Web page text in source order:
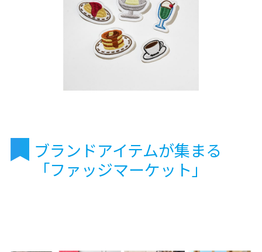
ブランドアイテムが集まる
「ファッジマーケット」